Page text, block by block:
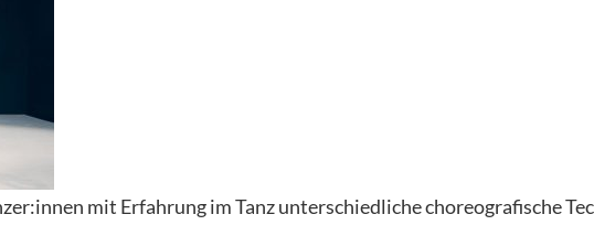
mit Erfahrung im Tanz unterschiedliche choreografische